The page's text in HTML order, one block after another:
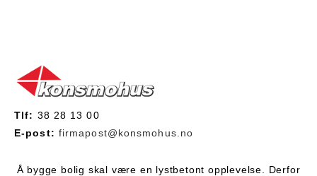
Tlf: 38 28 13 00
E-post: firmapost@konsmohus.no
Å bygge bolig skal være en lystbetont opplevelse. Derfor